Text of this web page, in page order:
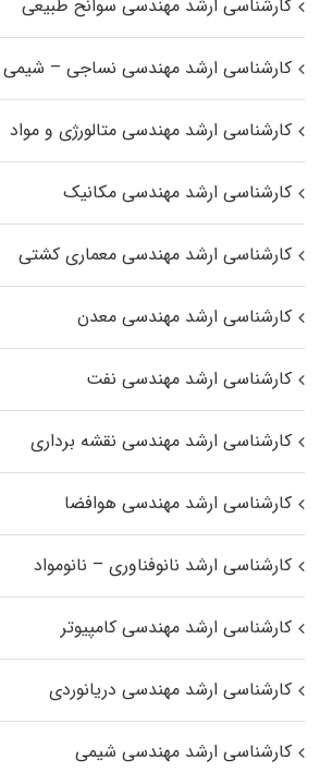
کارشناسی ارشد مهندسی سوانح طبیعی
کارشناسی ارشد مهندسی نساجی – شیمی
کارشناسی ارشد مهندسی متالورژی و مواد
کارشناسی ارشد مهندسی مکانیک
کارشناسی ارشد مهندسی معماری کشتی
کارشناسی ارشد مهندسی معدن
کارشناسی ارشد مهندسی نفت
کارشناسی ارشد مهندسی نقشه برداری
کارشناسی ارشد مهندسی هوافضا
کارشناسی ارشد نانوفناوری – نانومواد
کارشناسی ارشد مهندسی کامپیوتر
کارشناسی ارشد مهندسی دریانوردی
کارشناسی ارشد مهندسی شیمی